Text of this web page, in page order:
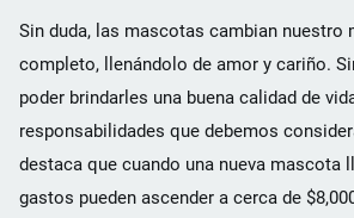
Sin duda, las mascotas cambian nuestro
completo, llenándolo de amor y cariño.
poder brindarles una buena calidad de
responsabilidades que debemos
destaca que cuando una nueva mascota
gastos pueden ascender a cerca de